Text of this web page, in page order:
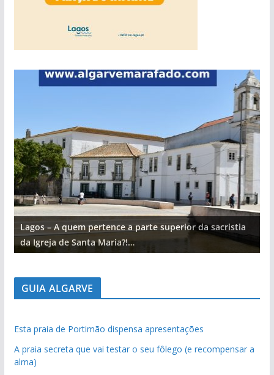
Lagos – A quem pertence a parte superior da sacristia
da Igreja de Santa Maria?!…
GUIA ALGARVE
Esta praia de Portimão dispensa apresentações
A praia secreta que vai testar o seu fôlego (e recompensar a
alma)